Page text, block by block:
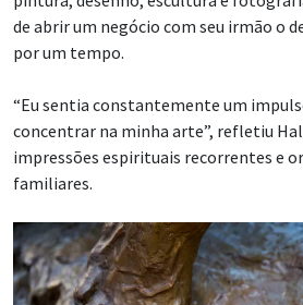
de abrir um negócio com seu irmão o
por um tempo.
“Eu sentia constantemente um
concentrar na minha arte”, refletiu
impressões espirituais recorrentes e
familiares.